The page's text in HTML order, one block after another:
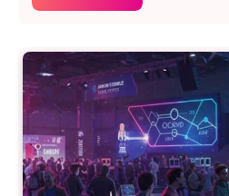
et
:
Polémique
sur
les
Tokens